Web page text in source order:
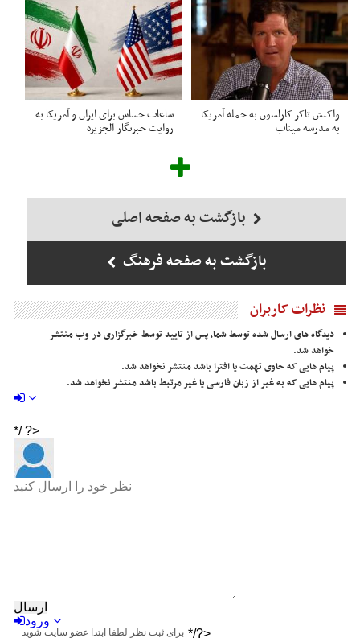
واکنش تاکر کارلسون به حمله آمریکا
به مدرسه میناب
ساعات حساس برای ایران و آمریکا به
روایت خبرنگار الجزیره
بازگشت به صفحه اصلی
بازگشت به صفحه فرهنگ
نظرات کاربران
دیدگاه های ارسال شده توسط شما، پس از تایید توسط خبرگزاری در وب منتشر
خواهد شد.
پیام هایی که حاوی تهمت یا افترا باشد منتشر نخواهد شد.
پیام هایی که به غیر از زبان فارسی یا غیر مرتبط باشد منتشر نخواهد شد.